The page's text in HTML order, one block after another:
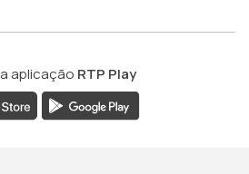
aplicação RTP Play